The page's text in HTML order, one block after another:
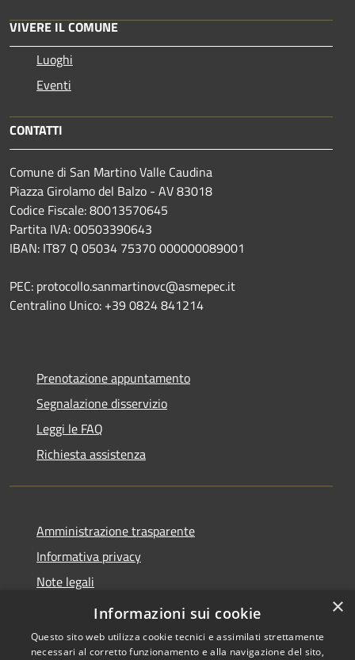
VIVERE IL COMUNE
Luoghi
Eventi
CONTATTI
Comune di San Martino Valle Caudina
Piazza Girolamo del Balzo - AV 83018
Codice Fiscale: 80013570645
Partita IVA: 00503390643
IBAN: IT87 Q 05034 75370 000000089001
PEC: protocollo.sanmartinovc@asmepec.it
Centralino Unico: +39 0824 841214
Prenotazione appuntamento
Segnalazione disservizio
Leggi le FAQ
Richiesta assistenza
Amministrazione trasparente
Informativa privacy
Note legali
Dichiarazione di accessibilità
×
Informazioni sui cookie
Questo sito web utilizza cookie tecnici e assimilati strettamente
necessari al corretto funzionamento e alla navigazione del sito,